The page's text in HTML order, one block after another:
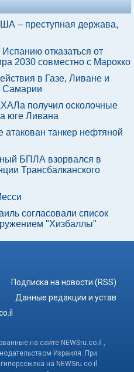
– преступная держава,
отказаться от
2030 совместно с Марокко
в Газе, Ливане и
Самарии
получил осколочные
юге Ливана
атакован танкер нефтяной
БПЛА взорвался в
Трансбалканского
согласовали список
"Хизбаллы"
Подписка на новости (RSS)
Данные редакции и устав
на сайте NEWSru.co.il ,
Израиля. При
на NEWSru.co.il